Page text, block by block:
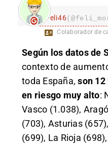
Feli46
Colaborador de
Según los datos de
contexto de
toda España,son
en riesgo muy alto:
Vasco (1.038),
(703), Asturias
(699), La Rioja